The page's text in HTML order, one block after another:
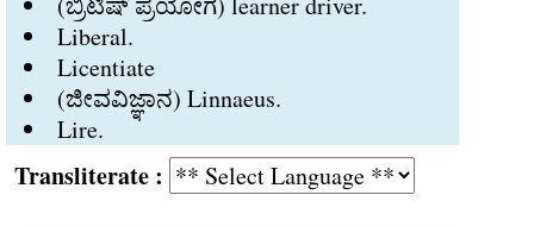
Liberal.
Licentiate
(ಜೀವವಿಜ್ಞಾನ) Linnaeus.
Lire.
: